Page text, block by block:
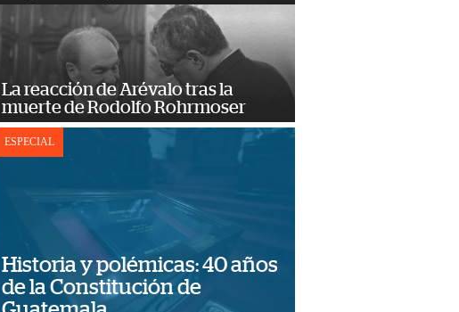
La reacción de Arévalo tras la
muerte de Rodolfo Rohrmoser
ESPECIAL
Historia y polémicas: 40 años
de la Constitución de